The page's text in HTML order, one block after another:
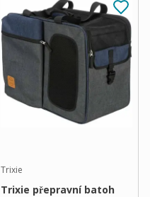
Trixie
Trixie přepravní batoh